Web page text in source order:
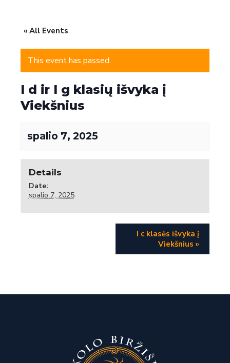
« All Events
This event has passed.
I d ir I g klasių išvyka į
Viekšnius
spalio‏‏‎ ‎7‎‎‏‏‎, 2025
Details
Date:
spalio‏‏‎ ‎7‎‎‏‏‎, 2025
I c klasės išvyka į
Viekšnius »